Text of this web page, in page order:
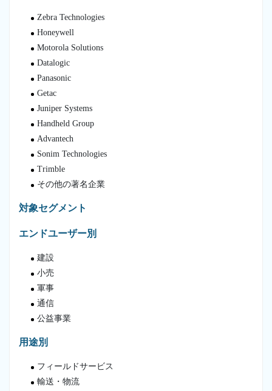
Zebra Technologies
Honeywell
Motorola Solutions
Datalogic
Panasonic
Getac
Juniper Systems
Handheld Group
Advantech
Sonim Technologies
Trimble
その他の著名企業
対象セグメント
エンドユーザー別
建設
小売
軍事
通信
公益事業
用途別
フィールドサービス
輸送・物流